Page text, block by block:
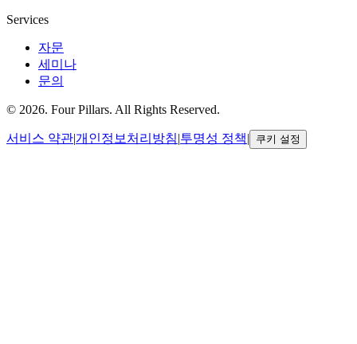
Services
자문
세미나
문의
© 2026. Four Pillars. All Rights Reserved.
서비스 약관|개인정보처리방침|투명성 정책| 쿠키 설정